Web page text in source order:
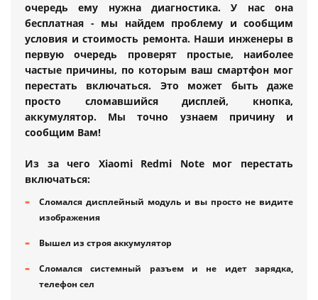
очередь ему нужна диагностика. У нас она
бесплатная - мы найдем проблему и сообщим
условия и стоимость ремонта. Наши инженеры в
первую очередь проверят простые, наиболее
частые причины, по которым ваш смартфон мог
перестать включаться. Это может быть даже
просто сломавшийся дисплей, кнопка,
аккумулятор. Мы точно узнаем причину и
сообщим Вам!
Из за чего Xiaomi Redmi Note мог перестать
включаться:
Сломался дисплейный модуль и вы просто не видите
изображения
Вышел из строя аккумулятор
Сломался системный разъем и не идет зарядка,
телефон сел